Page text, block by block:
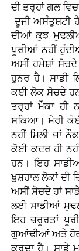
ਦੀ ਤਰ੍ਹਾਂ ਗਲ
ਦੂਜੀ ਅਸੰਤੁਸ਼ਟੀ
ਦੀਆਂ ਕੁਝ
ਪੂਰੀਆਂ ਨਹੀਂ
ਅਸੀਂ ਹਮੇਸ਼ਾਂ
ਹੁਨਰ ਹੈ। ਸਾਡੀ
ਕਈ ਲੋਕ ਸੋਚਦੇ ਹਨ
ਤਰ੍ਹਾਂ ਮੌਕਾ
ਸਕਿਆ। ਮੇਰੀ
ਨਹੀਂ ਮਿਲੀ ਜਾਂ
ਕੋਈ ਕਦਰ ਹੀ
ਹਨ। ਇਹ
ਖ਼ੁਸ਼ਹਾਲ ਲੋਕਾਂ ਦੀ
ਅਸੀਂ ਸੋਚਦੇ ਹਾਂ
ਲਈ ਸਾਡੀਆਂ
ਇਹ ਜ਼ਰੂਰਤਾਂ
ਗੁਆਂਢੀਆਂ ਅਤੇ ਹੋਰ
ਕਰਦਾ ਹੈ। ਸਾਡੇ